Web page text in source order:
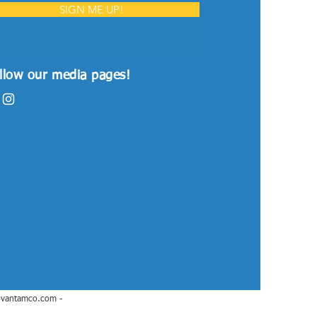
SIGN ME UP!
our media pages!
-